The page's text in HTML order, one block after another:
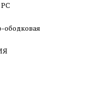
ободковая